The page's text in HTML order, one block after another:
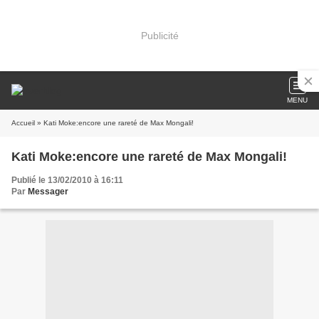
Publicité
MENU
Accueil » Kati Moke:encore une rareté de Max Mongali!
Kati Moke:encore une rareté de Max Mongali!
Publié le 13/02/2010 à 16:11
Par Messager